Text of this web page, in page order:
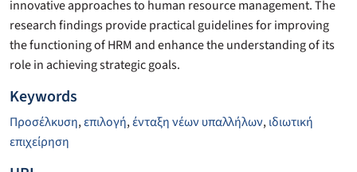
innovative approaches to human resource management. The
research findings provide practical guidelines for improving
the functioning of HRM and enhance the understanding of its
role in achieving strategic goals.
Keywords
Προσέλκυση,επιλογή,ένταξη νέων υπαλλήλων,ιδιωτική
επιχείρηση